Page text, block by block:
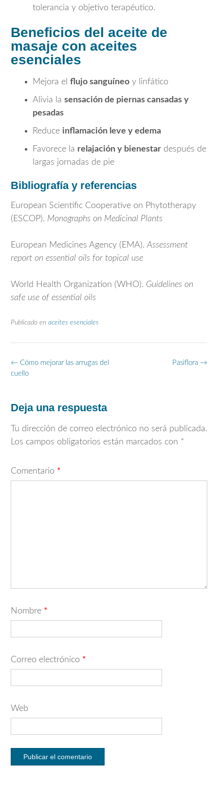
tolerancia y objetivo terapéutico.
Beneficios del aceite de
masaje con aceites
esenciales
Mejora el flujo sanguíneo y linfático
Alivia la sensación de piernas cansadas y
pesadas
Reduce inflamación leve y edema
Favorece la relajación y bienestar después de
largas jornadas de pie
Bibliografía y referencias
European Scientific Cooperative on Phytotherapy
(ESCOP). Monographs on Medicinal Plants
European Medicines Agency (EMA).Assessment
report on essential oils for topical use
World Health Organization (WHO). Guidelines on
safe use of essential oils
Publicado en aceites esenciales
Navegación
de
Pasiflora →
← Cómo mejorar las arrugas del
cuello
Deja una respuesta
Tu dirección de correo electrónico no será publicada.
Los campos obligatorios están marcados con *
Comentario *
Nombre *
Correo electrónico *
Web